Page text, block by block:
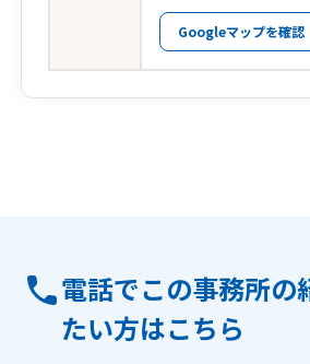
Googleマップを確認
電話でこの事務所の
たい方はこちら